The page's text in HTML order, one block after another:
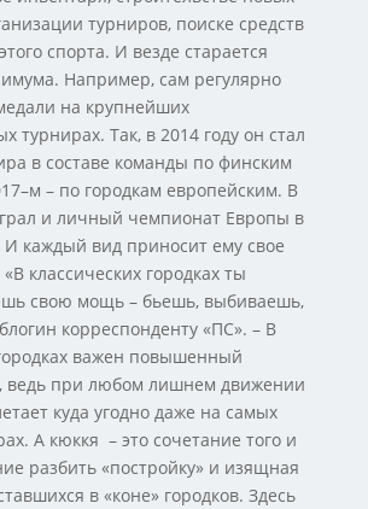
турниров, поиске средств
спорта. И везде старается
Например, сам регулярно
на крупнейших
турнирах. Так, в 2014 году он стал
в составе команды по финским
– по городкам европейским. В
и личный чемпионат Европы в
И каждый вид приносит ему свое
классических городках ты
свою мощь – бьешь, выбиваешь,
корреспонденту «ПС». – В
важен повышенный
ведь при любом лишнем движении
куда угодно даже на самых
А кюккя – это сочетание того и
разбить «постройку» и изящная
в «коне» городков. Здесь